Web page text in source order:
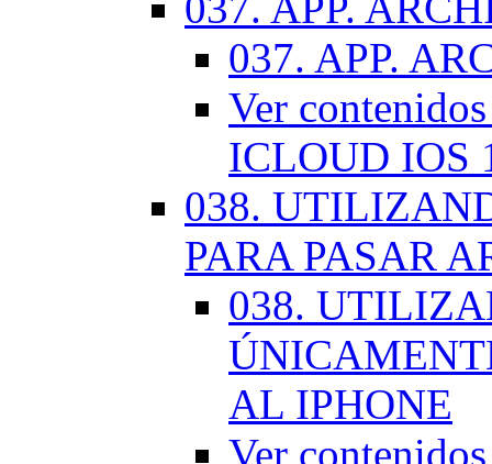
037. APP.
Ver
ICLOUD IOS
038.
PARA PASAR
038.
AL IPHONE
Ver